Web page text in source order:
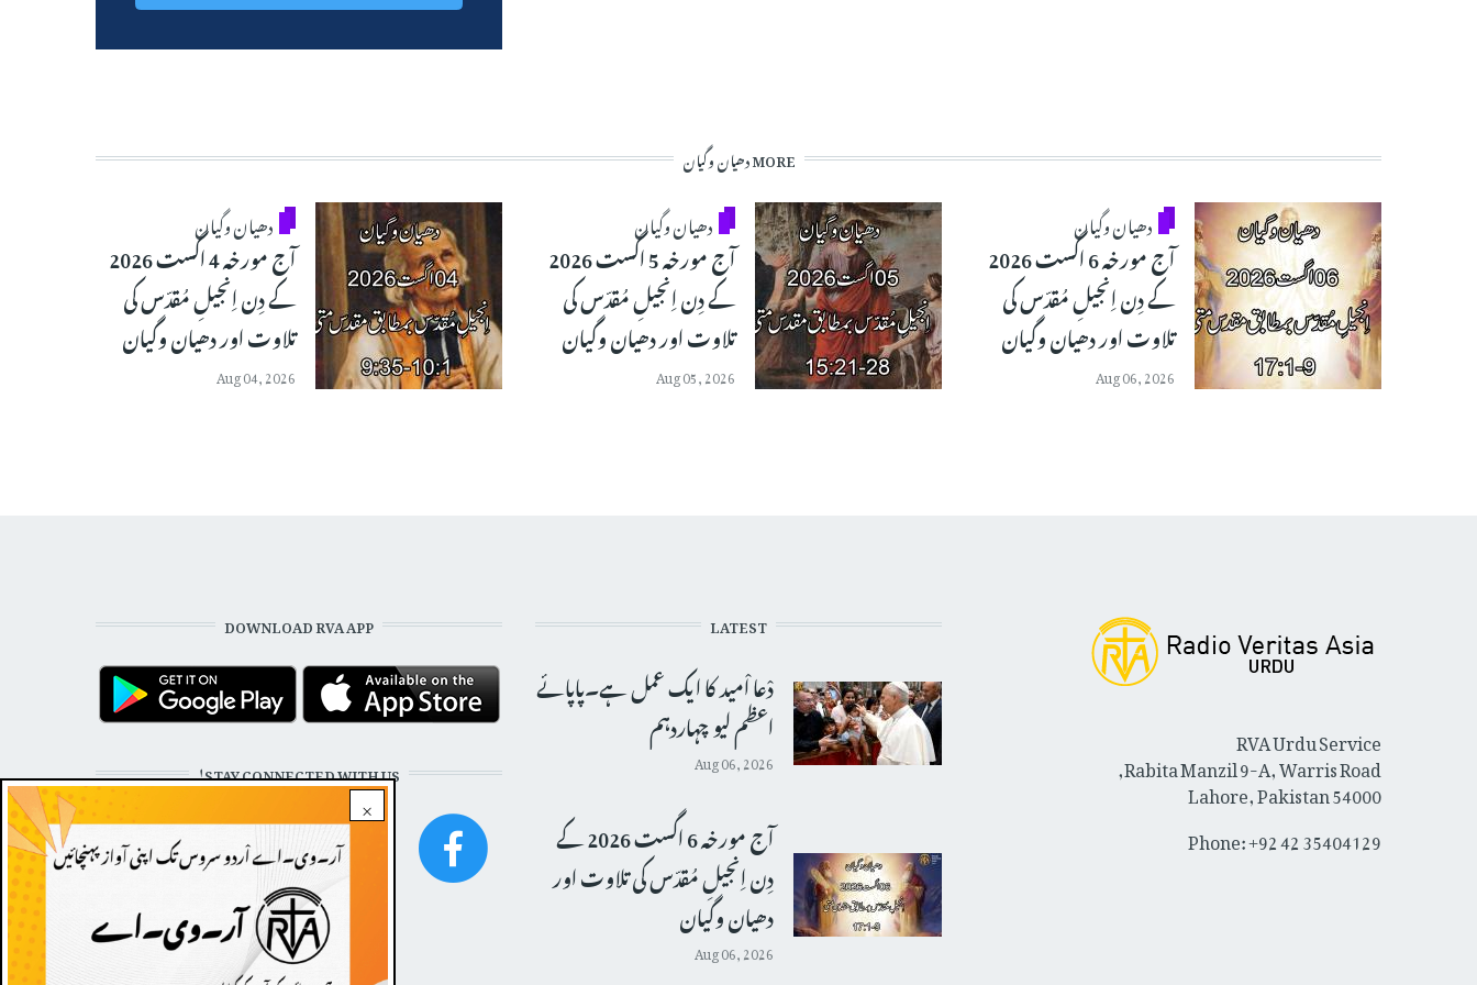
MORE دھیان وگیان
دھیان وگیان
آج مورخہ 6 اگست 2026
کے دِن اِنجیلِ مُقدّس کی
تلاوت اور دھیان وگیان
Aug 06, 2026
دھیان وگیان
آج مورخہ 5 اگست 2026
کے دِن اِنجیلِ مُقدّس کی
تلاوت اور دھیان وگیان
Aug 05, 2026
دھیان وگیان
آج مورخہ 4 اگست 2026
کے دِن اِنجیلِ مُقدّس کی
تلاوت اور دھیان وگیان
Aug 04, 2026
×
RVA Urdu Service
Rabita Manzil 9-A, Warris Road,
Lahore, Pakistan 54000
Phone: +92 42 35404129
LATEST
دْعا اْمید کا ایک عمل ہے۔پاپائے
اعظم لیو چہاردہم
Aug 06, 2026
آج مورخہ 6 اگست 2026 کے
دِن اِنجیلِ مُقدّس کی تلاوت اور
دھیان وگیان
Aug 06, 2026
DOWNLOAD RVA APP
STAY CONNECTED WITH US!